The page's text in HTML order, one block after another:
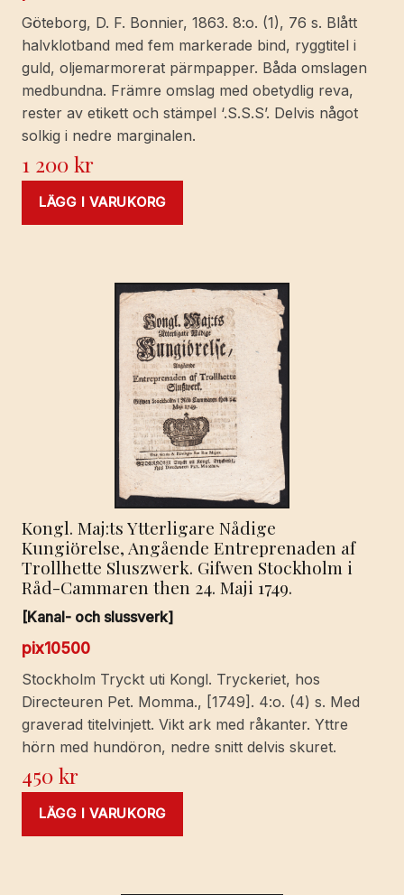
Göteborg, D. F. Bonnier, 1863. 8:o. (1), 76 s. Blått
halvklotband med fem markerade bind, ryggtitel i
guld, oljemarmorerat pärmpapper. Båda omslagen
medbundna. Främre omslag med obetydlig reva,
rester av etikett och stämpel ‘.S.S.S’. Delvis något
solkig i nedre marginalen.
1 200kr
LÄGG I VARUKORG
Kongl. Maj:ts Ytterligare Nådige
Kungiörelse, Angående Entreprenaden af
Trollhette Sluszwerk. Gifwen Stockholm i
Råd-Cammaren then 24. Maji 1749.
[Kanal- och slussverk]
pix10500
Stockholm Tryckt uti Kongl. Tryckeriet, hos
Directeuren Pet. Momma., [1749]. 4:o. (4) s. Med
graverad titelvinjett. Vikt ark med råkanter. Yttre
hörn med hundöron, nedre snitt delvis skuret.
450kr
LÄGG I VARUKORG